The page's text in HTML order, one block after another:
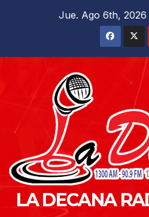
Jue. Ago 6th, 2026
LA DECANA